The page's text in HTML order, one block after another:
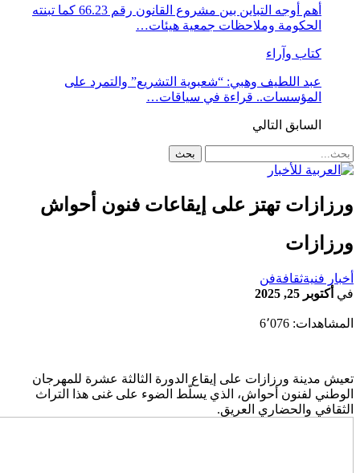
أهم أوجه التباين بين مشروع القانون رقم 66.23 كما تبنته
الحكومة وملاحظات جمعية هيئات…
كتاب وآراء
عبد اللطيف وهبي: “شعبوية التشريع” والتمرد على
المؤسسات.. قراءة في سياقات…
السابقالتالي
تهتز على إيقاعات فنون أحواش
فنيةثقافةفن
أكتوبر 25, 2025
6٬076
مدينة ورزازات على إيقاع الدورة الثالثة عشرة للمهرجان
لفنون أحواش، الذي يسلّط الضوء على غنى هذا التراث
والحضاري العريق.